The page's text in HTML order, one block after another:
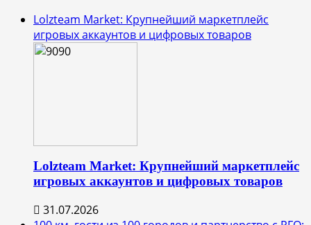
Lolzteam Market: Крупнейший маркетплейс
игровых аккаунтов и цифровых товаров
Lolzteam Market: Крупнейший маркетплейс
игровых аккаунтов и цифровых товаров
31.07.2026